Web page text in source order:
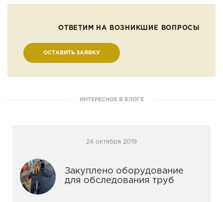
ОТВЕТИМ НА ВОЗНИКШИЕ ВОПРОСЫ
ОСТАВИТЬ ЗАЯВКУ
ИНТЕРЕСНОЕ В БЛОГЕ
24 октября 2019
Закуплено оборудование
для обследования труб